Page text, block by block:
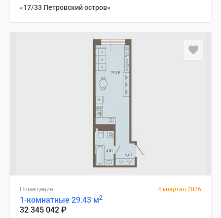
«17/33 Петровский остров»
Помещение 4 квартал 2026
1-комнатные 29.43 м2
32 345 042 ₽